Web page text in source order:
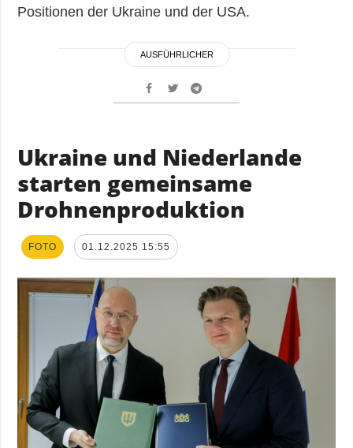
Positionen der Ukraine und der USA.
AUSFÜHRLICHER
Ukraine und Niederlande
starten gemeinsame
Drohnenproduktion
FOTO 01.12.2025 15:55